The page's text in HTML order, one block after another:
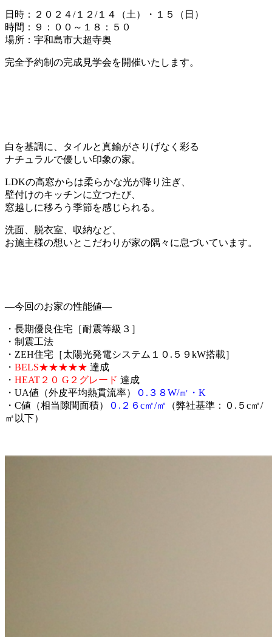
日時：２０２４/１２/１４（土）・１５（日）
時間：９：００～１８：５０
場所：宇和島市大超寺奥
完全予約制の完成見学会を開催いたします。
白を基調に、タイルと真鍮がさりげなく彩る
ナチュラルで優しい印象の家。
LDKの高窓からは柔らかな光が降り注ぎ、
壁付けのキッチンに立つたび、
窓越しに移ろう季節を感じられる。
洗面、脱衣室、収納など、
お施主様の想いとこだわりが家の隅々に息づいています。
—今回のお家の性能値—
・長期優良住宅［耐震等級３］
・制震工法
・ZEH住宅［太陽光発電システム１０.５９kW搭載］
・ BELS★★★★★ 達成
・ HEAT２０ G２グレード 達成
・UA値（外皮平均熱貫流率）
０.３８W/㎡・K
・C値（相当隙間面積）
０.２６c㎡/㎡
（弊社基準：０.５c㎡/
㎡以下）